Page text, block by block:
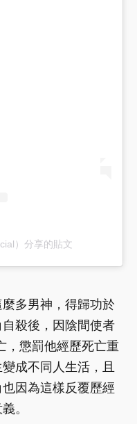
）分享的貼文
麼多男神，得歸功於
殺後，因陰間使者
，懲罰他經歷死亡重
成不同人生活，且
因為這樣反覆歷經
。